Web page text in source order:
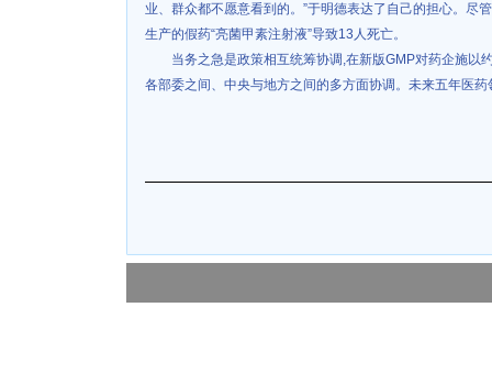
业、群众都不愿意看到的。”于明德表达了自己的担心。尽
生产的假药“亮菌甲素注射液”导致13人死亡。
当务之急是政策相互统筹协调,在新版GMP对药企施以
各部委之间、中央与地方之间的多方面协调。未来五年医